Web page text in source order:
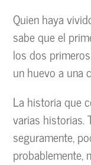
Quien haya
sabe que el
los dos
un huevo a una
La historia que
varias historias.
seguramente,
probablemente,